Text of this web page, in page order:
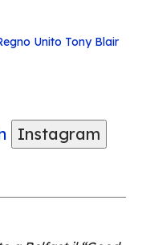
Unito Tony Blair
Instagram